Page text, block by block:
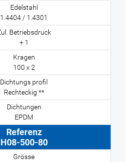
1.4404 / 1.4301
+ 1
100 x 2
Rechteckig **
EPDM
H08-500-80